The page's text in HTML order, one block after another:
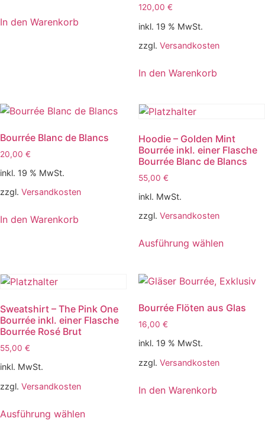
In den Warenkorb
120,00 €
inkl. 19 % MwSt.
zzgl. Versandkosten
In den Warenkorb
Bourrée Blanc de Blancs
20,00 €
inkl. 19 % MwSt.
zzgl. Versandkosten
In den Warenkorb
Hoodie – Golden Mint
Bourrée inkl. einer Flasche
Bourrée Blanc de Blancs
55,00 €
inkl. MwSt.
zzgl. Versandkosten
Ausführung wählen
Sweatshirt – The Pink One
Bourrée inkl. einer Flasche
Bourrée Rosé Brut
55,00 €
inkl. MwSt.
zzgl. Versandkosten
Ausführung wählen
Bourrée Flöten aus Glas
16,00 €
inkl. 19 % MwSt.
zzgl. Versandkosten
In den Warenkorb